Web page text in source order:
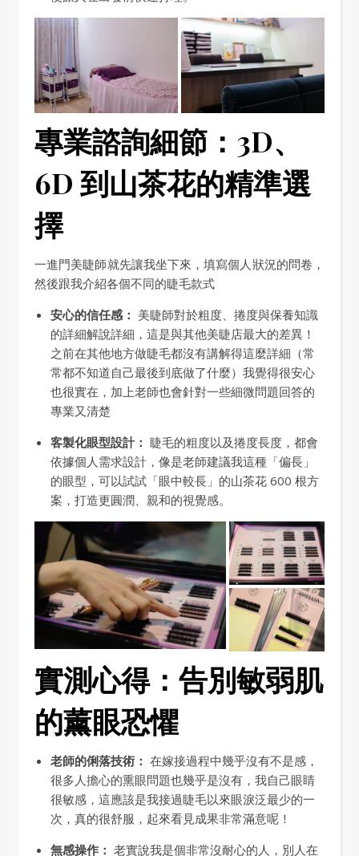
專業諮詢細節：3D、
6D 到山茶花的精準選
擇
一進門美睫師就先讓我坐下來，填寫個人狀況的問卷，
然後跟我介紹各個不同的睫毛款式
安心的信任感： 美睫師對於粗度、捲度與保養知識
的詳細解說詳細，這是與其他美睫店最大的差異！
之前在其他地方做睫毛都沒有講解得這麼詳細（常
常都不知道自己最後到底做了什麼）我覺得很安心
也很實在，加上老師也會針對一些細微問題回答的
專業又清楚
客製化眼型設計： 睫毛的粗度以及捲度長度，都會
依據個人需求設計，像是老師建議我這種「偏長」
的眼型，可以試試「眼中較長」的山茶花 600 根方
案，打造更圓潤、親和的視覺感。
實測心得：告別敏弱肌
的薰眼恐懼
老師的俐落技術： 在嫁接過程中幾乎沒有不是感，
很多人擔心的熏眼問題也幾乎是沒有，我自己眼睛
很敏感，這應該是我接過睫毛以來眼淚泛最少的一
次，真的很舒服，起來看見成果非常滿意呢！
無感操作： 老實說我是個非常沒耐心的人，別人在